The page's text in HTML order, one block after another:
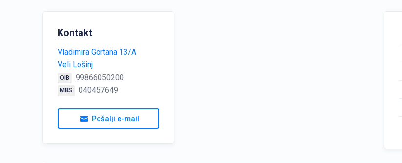
Kontakt
Vladimira Gortana 13/A
Veli Lošinj
OIB 99866050200
MBS 040457649
Pošalji e-mail